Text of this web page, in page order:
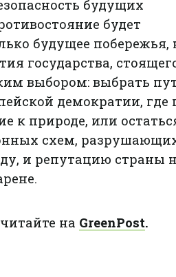
будущих
будет
будущее побережья,
государства,
выбором: выбрать
демократии, где
к природе, или
схем,
и репутацию страны
на GreenPost.